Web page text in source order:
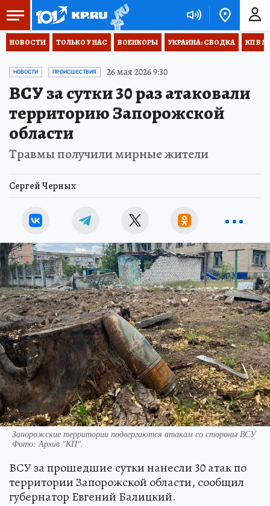
НОВОСТИ ТОЛЬКО У НАС ВОЕНКОРЫ УКРАИНА: СВОДКА КП В
НОВОСТИ ПРОИСШЕСТВИЯ 26 мая 2026 9:30
ВСУ за сутки 30 раз атаковали
территорию Запорожской
области
Травмы получили мирные жители
Сергей Черных
Запорожские территории подвергаются атакам со стороны ВСУ
Фото:Архив "КП".
ВСУ за прошедшие сутки нанесли 30 атак по
территории Запорожской области, сообщил
губернатор Евгений Балицкий.